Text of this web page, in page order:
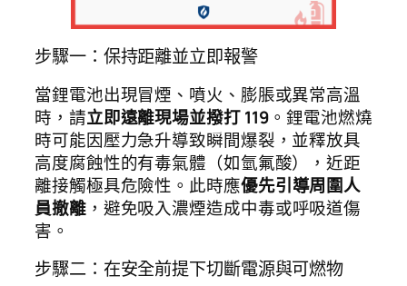
步驟一：保持距離並立即報警
當鋰電池出現冒煙、噴火、膨脹或異常高溫
時，請立即遠離現場並撥打 119 。鋰電池燃燒
時可能因壓力急升導致瞬間爆裂，並釋放具
高度腐蝕性的有毒氣體（如氫氟酸），近距
離接觸極具危險性。此時應優先引導周圍人
員撤離，避免吸入濃煙造成中毒或呼吸道傷
害。
步驟二：在安全前提下切斷電源與可燃物